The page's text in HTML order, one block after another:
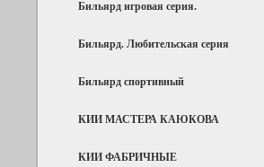
Бильярд игровая серия.
Бильярд. Любительская серия
Бильярд спортивный
КИИ МАСТЕРА КАЮКОВА
КИИ ФАБРИЧНЫЕ